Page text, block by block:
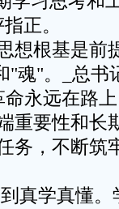
正。
想根基是前
"魂"。_总
永远在路
重要性和长
务，不断筑
真学真懂